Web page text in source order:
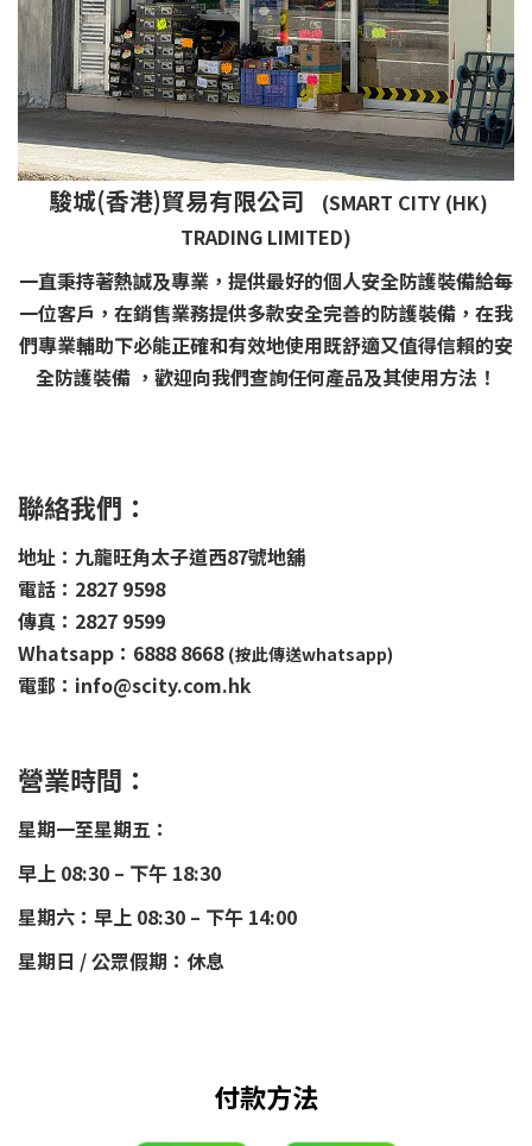
駿城(香港)貿易有限公司
(SMART CITY (HK)
TRADING LIMITED)
一直秉持著熱誠及專業，提供最好的個人安全防護裝備給每
一位客戶，在銷售業務提供多款安全完善的防護裝備，在我
們專業輔助下必能正確和有效地使用既舒適又值得信賴的安
全防護裝備 ，歡迎向我們查詢任何產品及其使用方法！
聯絡我們：
地址：九龍旺角太子道西87號地舖
電話：2827 9598
傳真：2827 9599
Whatsapp：6888 8668 (按此傳送whatsapp)
電郵：info@scity.com.hk
營業時間：
星期一至星期五：
早上 08:30 – 下午 18:30
星期六：早上 08:30 – 下午 14:00
星期日 / 公眾假期：休息
付款方法